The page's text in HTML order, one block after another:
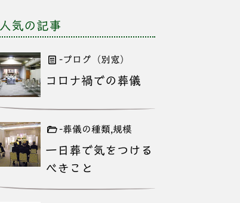
人気の記事
-ブログ（別窓）
コロナ禍での葬儀
-葬儀の種類,規模
一日葬で気をつける
べきこと